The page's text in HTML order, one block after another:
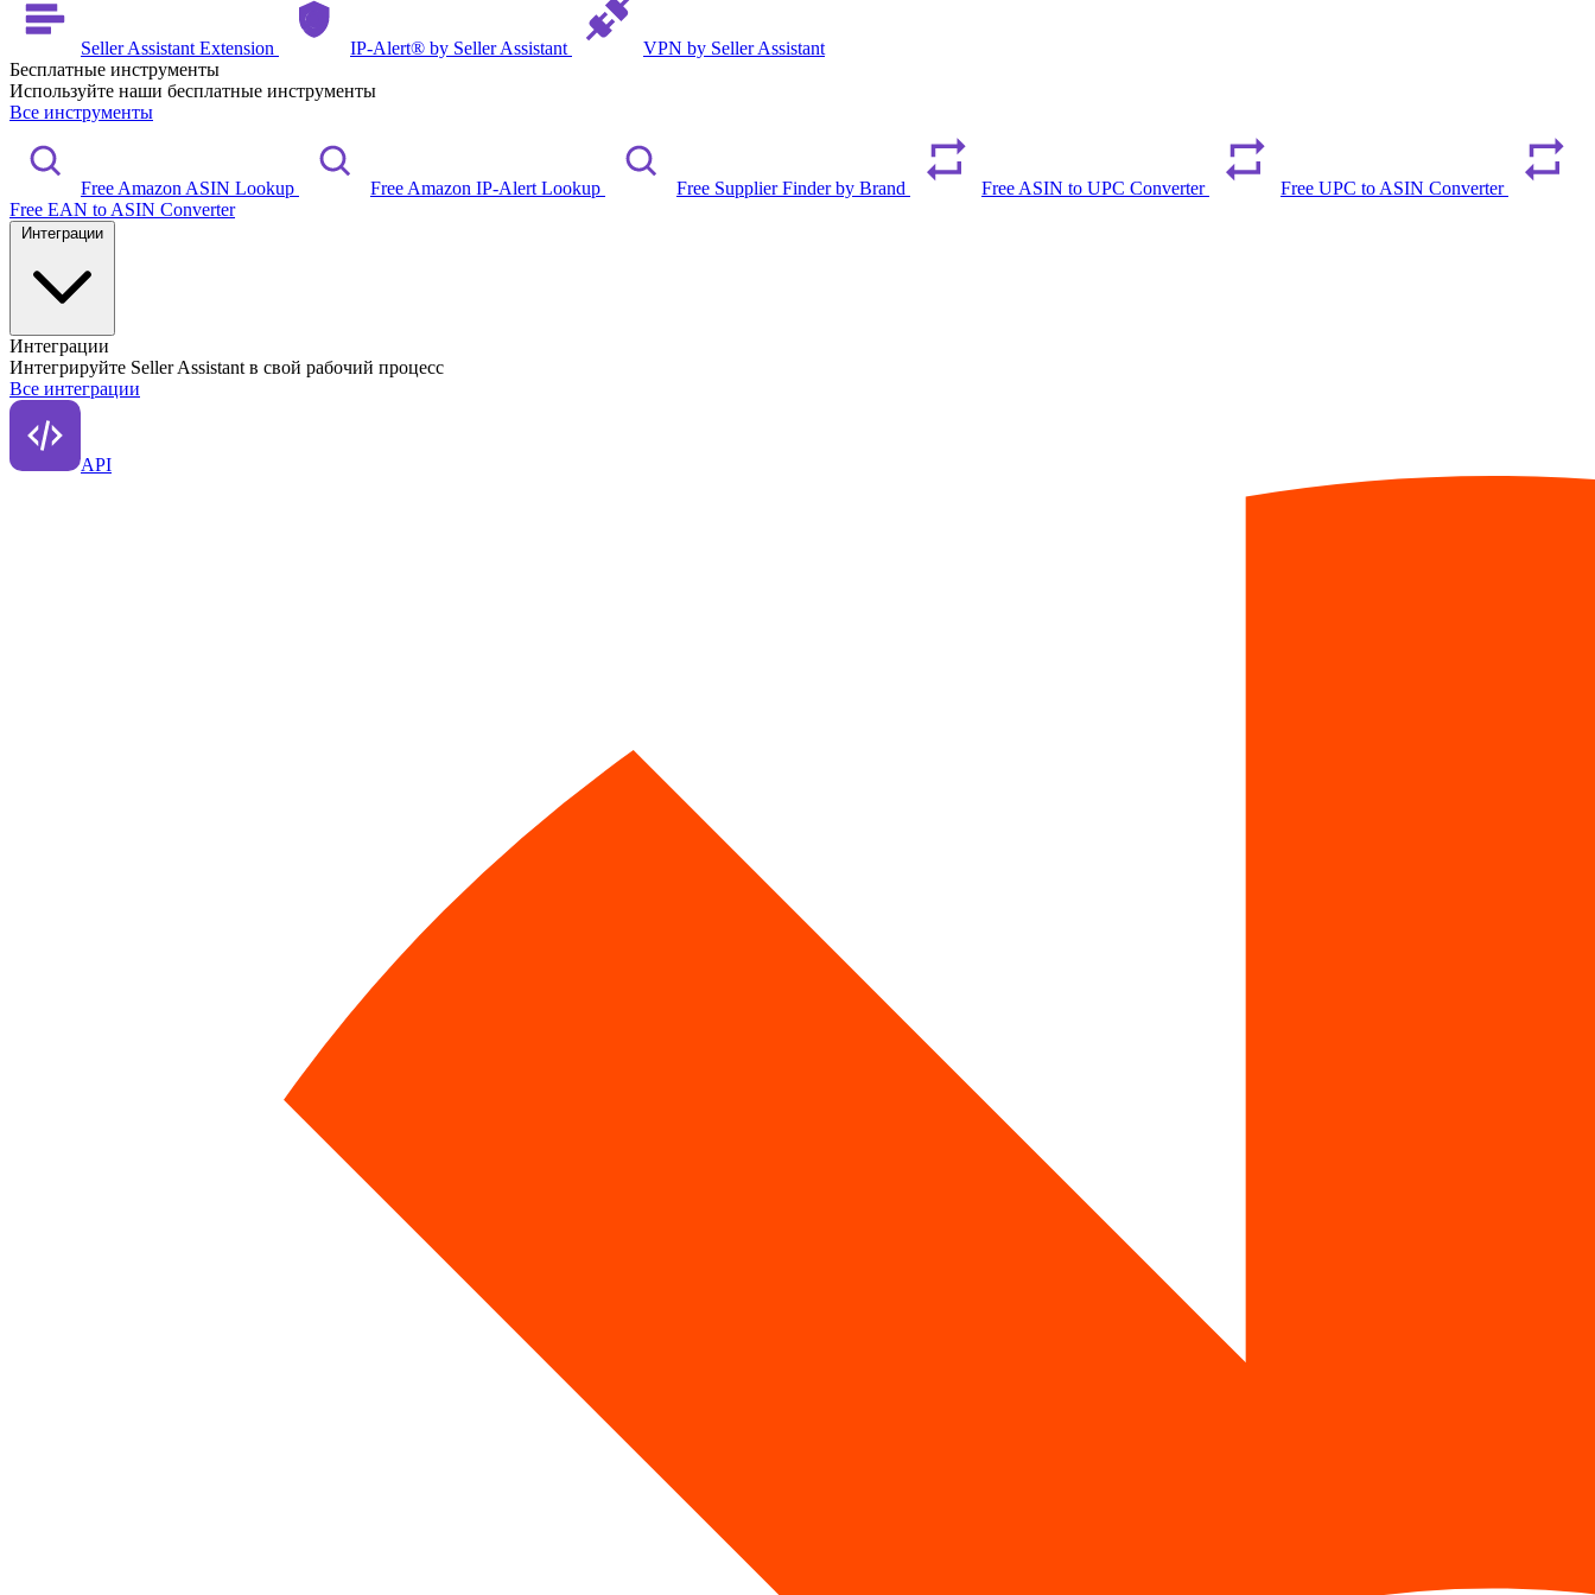
Seller Assistant Extension IP-Alert® by Seller Assistant
VPN by Seller Assistant
Бесплатные инструменты
Используйте наши бесплатные инструменты
Все инструменты
Free Amazon ASIN Lookup Free Amazon IP-Alert Lookup Free Supplier Finder by Brand Free ASIN to UPC Converter
Free UPC to ASIN Converter
Free EAN to ASIN Converter
Интеграции
Интегрируйте Seller Assistant в свой рабочий процесс
Все интеграции
API